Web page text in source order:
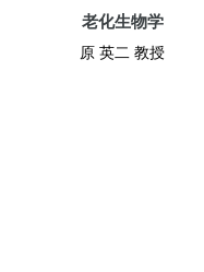
老化生物学
原 英二 教授